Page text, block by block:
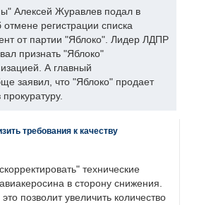
Алексей Журавлев подал в
регистрации списка
от партии "Яблоко". Лидер ЛДПР
признать "Яблоко"
А главный
заявил, что "Яблоко" продает
требования к качеству
технические
в сторону снижения.
позволит увеличить количество